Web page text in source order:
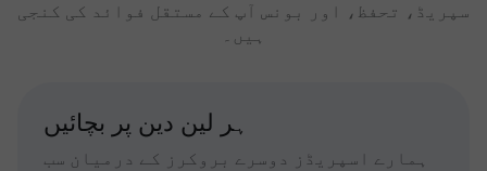
سپریڈ، تحفظ، اور بونس آپ کے مستقل فوائد کی کنجی
ہیں۔
ہر لین دین پر بچائیں
ہمارے اسپریڈز دوسرے بروکرز کے درمیان سب